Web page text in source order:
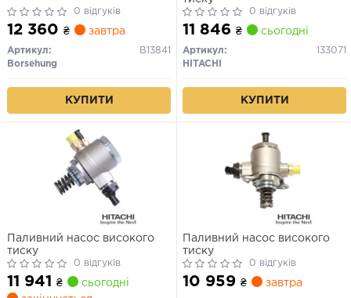
0 відгуків
12 360 ₴ завтра
Артикул:
B13841
Borsehung
КУПИТИ
0 відгуків
11 846 ₴ сьогодні
Артикул:
133071
HITACHI
КУПИТИ
Паливний насос високого
тиску
0 відгуків
11 941 ₴
сьогодні
Паливний насос високого
тиску
0 відгуків
10 959 ₴ завтра